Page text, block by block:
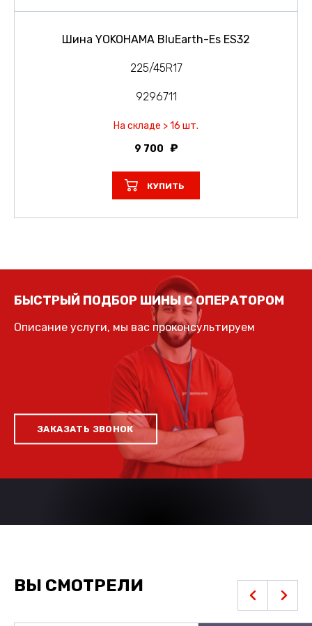
Шина YOKOHAMA BluEarth-Es ES32
225/45R17
9296711
На складе > 16 шт.
9 700
КУПИТЬ
БЫСТРЫЙ ПОДБОР ШИНЫ С ОПЕРАТОРОМ
Описание услуги, мы вас проконсультируем
ЗАКАЗАТЬ ЗВОНОК
ВЫ СМОТРЕЛИ